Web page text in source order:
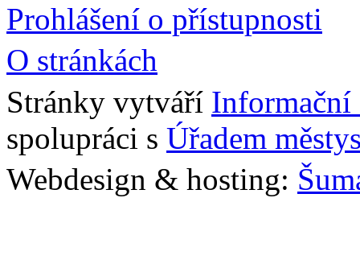
Prohlášení o přístupnosti
O stránkách
Stránky vytváří Informační
spolupráci s Úřadem
Webdesign & hosting: